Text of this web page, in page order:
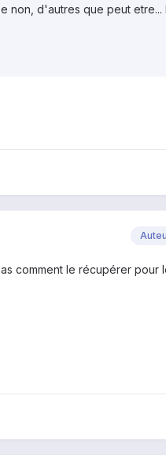
non, d'autres que peut etre...
comment le récupérer pour